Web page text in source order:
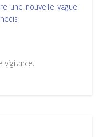
une nouvelle vague
vigilance.